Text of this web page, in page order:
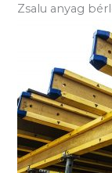
Zsalu anyag